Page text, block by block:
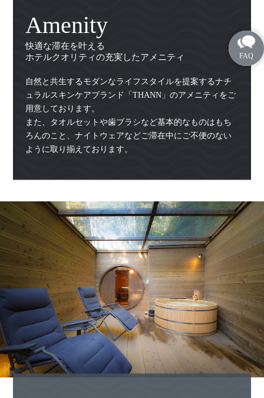
Amenity
快適な滞在を叶える
ホテルクオリティの充実したアメニティ
自然と共生するモダンなライフスタイルを提案するナチ
ュラルスキンケアブランド「THANN」のアメニティをご
用意しております。
また、タオルセットや歯ブラシなど基本的なものはもち
ろんのこと、ナイトウェアなどご滞在中にご不便のない
ように取り揃えております。